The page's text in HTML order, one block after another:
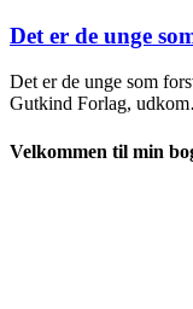
Det er de unge
Det er de unge som
Gutkind Forlag,
Velkommen til min